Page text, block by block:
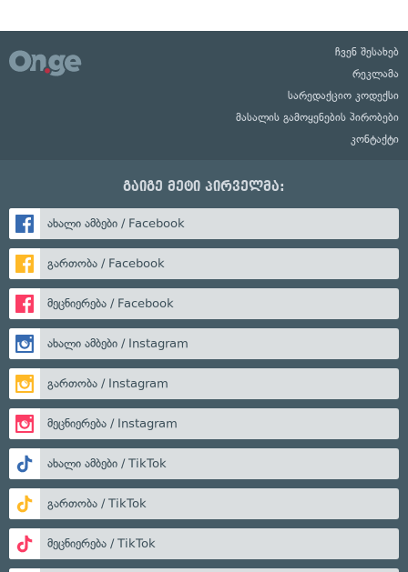
ჩვენ შესახებ
რეკლამა
სარედაქციო კოდექსი
მასალის გამოყენების პირობები
კონტაქტი
გაიგე მეტი პირველმა:
ახალი ამბები / Facebook
გართობა / Facebook
მეცნიერება / Facebook
ახალი ამბები / Instagram
გართობა / Instagram
მეცნიერება / Instagram
ახალი ამბები / TikTok
გართობა / TikTok
მეცნიერება / TikTok